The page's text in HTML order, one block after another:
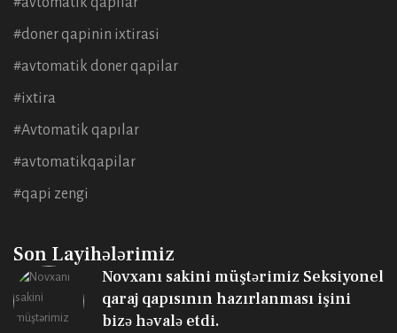
#doner qapinin ixtirasi
#avtomatik doner qapilar
#ixtira
#Avtomatik qapılar
#avtomatikqapilar
#qapi zengi
Son Layihələrimiz
Novxanı sakini müştərimiz Seksiyonel
qaraj qapısının hazırlanması işini
bizə həvalə etdi.